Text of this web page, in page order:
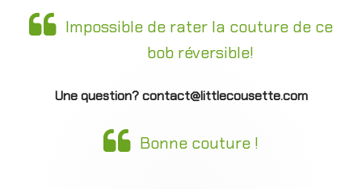
Impossible de rater la couture de ce
bob réversible!
Une question? contact@littlecousette.com
Bonne couture !